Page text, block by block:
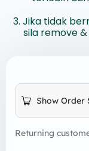
3. Jika tidak
sila remove
Show Order
Returning